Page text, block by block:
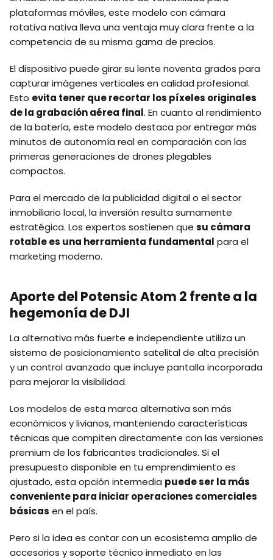
plataformas móviles, este modelo con cámara
rotativa nativa lleva una ventaja muy clara frente a la
competencia de su misma gama de precios.
El dispositivo puede girar su lente noventa grados para
capturar imágenes verticales en calidad profesional.
Esto evita tener que recortar los píxeles originales
de la grabación aérea final. En cuanto al rendimiento
de la batería, este modelo destaca por entregar más
minutos de autonomía real en comparación con las
primeras generaciones de drones plegables
compactos.
Para el mercado de la publicidad digital o el sector
inmobiliario local, la inversión resulta sumamente
estratégica. Los expertos sostienen que su cámara
rotable es una herramienta fundamental para el
marketing moderno.
Aporte del Potensic Atom 2 frente a la
hegemonía de DJI
La alternativa más fuerte e independiente utiliza un
sistema de posicionamiento satelital de alta precisión
y un control avanzado que incluye pantalla incorporada
para mejorar la visibilidad.
Los modelos de esta marca alternativa son más
económicos y livianos, manteniendo características
técnicas que compiten directamente con las versiones
premium de los fabricantes tradicionales. Si el
presupuesto disponible en tu emprendimiento es
ajustado, esta opción intermedia puede ser la más
conveniente para iniciar operaciones comerciales
básicas en el país.
Pero si la idea es contar con un ecosistema amplio de
accesorios y soporte técnico inmediato en las